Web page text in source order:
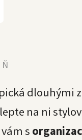
dlouhými
na ni
s